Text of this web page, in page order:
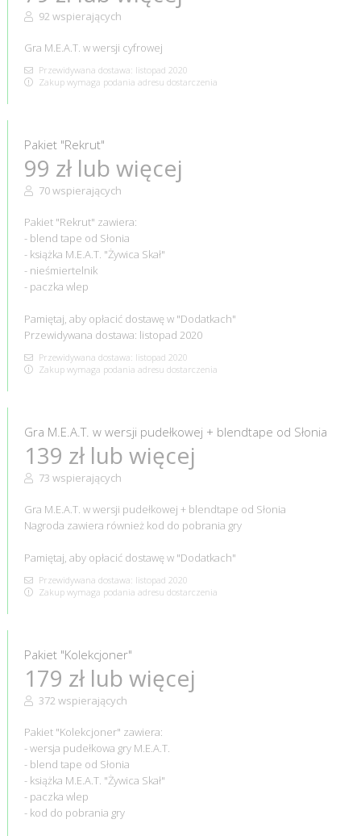
92 wspierających
Gra M.E.A.T. w wersji cyfrowej
Przewidywana dostawa: listopad 2020
Zakup wymaga podania adresu dostarczenia
Pakiet "Rekrut"
99 zł lub więcej
70 wspierających
Pakiet "Rekrut" zawiera:
- blend tape od Słonia
- książka M.E.A.T. "Żywica Skał"
- nieśmiertelnik
- paczka wlep
Pamiętaj, aby opłacić dostawę w "Dodatkach"
Przewidywana dostawa: listopad 2020
Przewidywana dostawa: listopad 2020
Zakup wymaga podania adresu dostarczenia
Gra M.E.A.T. w wersji pudełkowej + blendtape od Słonia
139 zł lub więcej
73 wspierających
Gra M.E.A.T. w wersji pudełkowej + blendtape od Słonia
Nagroda zawiera również kod do pobrania gry
Pamiętaj, aby opłacić dostawę w "Dodatkach"
Przewidywana dostawa: listopad 2020
Zakup wymaga podania adresu dostarczenia
Pakiet "Kolekcjoner"
179 zł lub więcej
372 wspierających
Pakiet "Kolekcjoner" zawiera:
- wersja pudełkowa gry M.E.A.T.
- blend tape od Słonia
- książka M.E.A.T. "Żywica Skał"
- paczka wlep
- kod do pobrania gry